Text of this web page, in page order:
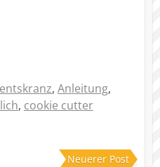
, Anleitung,
, cookie cutter
Neuerer Post